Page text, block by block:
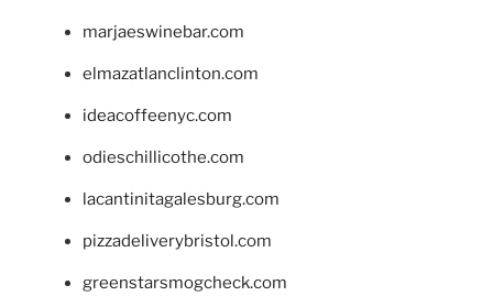
marjaeswinebar.com
elmazatlanclinton.com
ideacoffeenyc.com
odieschillicothe.com
lacantinitagalesburg.com
pizzadeliverybristol.com
greenstarsmogcheck.com